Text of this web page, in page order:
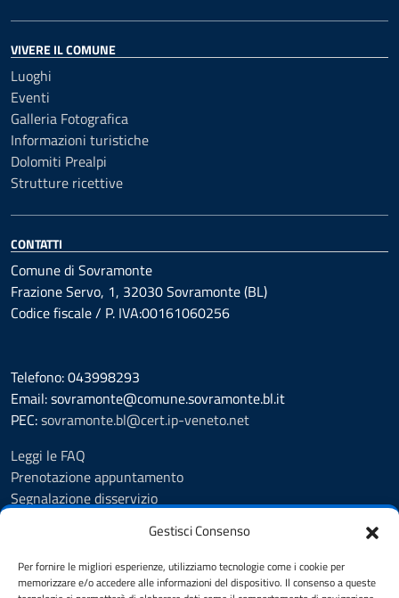
Gestisci Consenso
Per fornire le migliori esperienze, utilizziamo tecnologie come i cookie per
memorizzare e/o accedere alle informazioni del dispositivo. Il consenso a queste
VIVERE IL COMUNE
Luoghi
Eventi
Galleria Fotografica
Informazioni turistiche
Dolomiti Prealpi
Strutture ricettive
CONTATTI
Comune di Sovramonte
Frazione Servo, 1, 32030 Sovramonte (BL)
Codice fiscale / P. IVA:00161060256
Telefono: 043998293
Email: sovramonte@comune.sovramonte.bl.it
PEC:sovramonte.bl@cert.ip-veneto.net
Leggi le FAQ
Prenotazione appuntamento
Segnalazione disservizio
Amministrazione trasparente
Albo Pretorio
Informativa privacy